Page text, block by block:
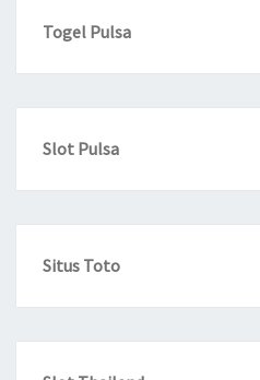
Togel Pulsa
Slot Pulsa
Situs Toto